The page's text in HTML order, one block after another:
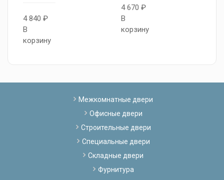
4 840 ₽
В
корзину
4 670 ₽
В
корзину
Межкомнатные двери
Офисные двери
Строительные двери
Специальные двери
Складные двери
Фурнитура